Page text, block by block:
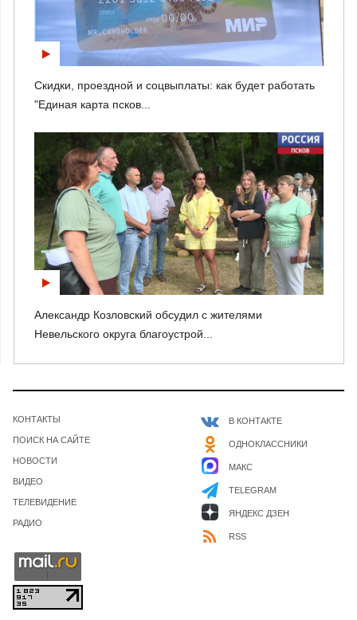
Скидки, проездной и соцвыплаты: как будет работать
"Единая карта псков...
Александр Козловский обсудил с жителями
Невельского округа благоустрой...
КОНТАКТЫ
ПОИСК НА САЙТЕ
НОВОСТИ
ВИДЕО
ТЕЛЕВИДЕНИЕ
РАДИО
В КОНТАКТЕ
ОДНОКЛАССНИКИ
МАКС
TELEGRAM
ЯНДЕКС ДЗЕН
RSS